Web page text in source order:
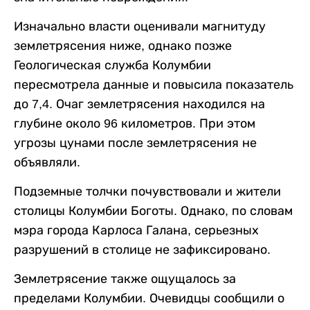
Изначально власти оценивали магнитуду
землетрясения ниже, однако позже
Геологическая служба Колумбии
пересмотрела данные и повысила показатель
до 7,4. Очаг землетрясения находился на
глубине около 96 километров. При этом
угрозы цунами после землетрясения не
объявляли.
Подземные толчки почувствовали и жители
столицы Колумбии Боготы. Однако, по словам
мэра города Карлоса Галана, серьезных
разрушений в столице не зафиксировано.
Землетрясение также ощущалось за
пределами Колумбии. Очевидцы сообщили о